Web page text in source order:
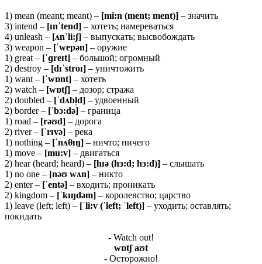
1) mean (meant; meant) – [mi:n (ment; ment)] – значить
3) intend – [ɪnˈtend] – хотеть; намереваться
4) unleash – [ʌnˈli:ʃ] – выпускать; высвобождать
3) weapon – [ˈwepən] – оружие
1) great – [ˈɡreɪt] – большой; огромный
2) destroy – [dɪˈstroɪ] – уничтожить
1) want – [ˈwɒnt] – хотеть
2) watch – [wɒtʃ] – дозор; стража
2) doubled – [ˈdʌbl̩d] – удвоенный
2) border – [ˈbɔ:də] – граница
1) road – [rəʊd] – дорога
2) river – [ˈrɪvə] – река
1) nothing – [ˈnʌθɪŋ] – ничто; ничего
1) move – [mu:v] – двигаться
2) hear (heard; heard) – [hɪə (hɜ:d; hɜ:d)] – слышать
1) no one – [nəʊ wʌn] – никто
2) enter – [ˈentə] – входить; проникать
2) kingdom – [ˈkɪŋdəm] – королевство; царство
1) leave (left; left) – [ˈli:v (ˈleft; ˈleft)] – уходить; оставлять;
покидать
- Watch out!
wɒtʃ aʊt
- Осторожно!